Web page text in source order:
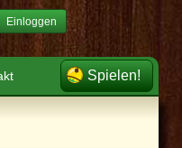
Einloggen
Spielen!